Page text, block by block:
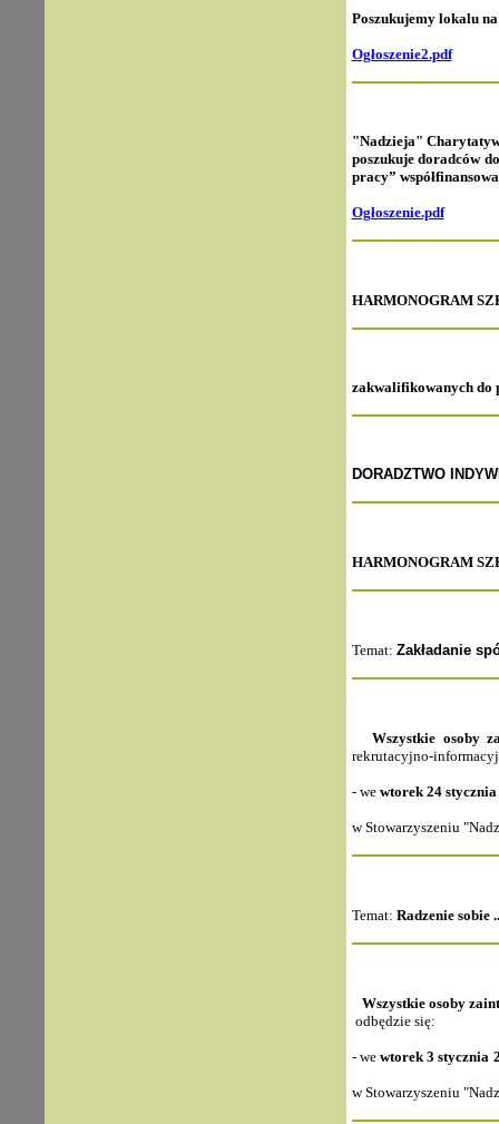
Poszukujemy lokalu
Ogłoszenie2.pdf
"Nadzieja"
poszukuje doradców
pracy”
Ogłoszenie.pdf
HARMONOGRAM
zakwalifikowanych do
DORADZTWO
HARMONOGRAM
Temat: Zakładanie
Wszystkie osoby
rekrutacyjno-
- we wtorek24 stycznia
w Stowarzyszeniu
Temat: Radzenie sobie
Wszystkie osoby
odbędzie się:
- we wtorek3 stycznia
w Stowarzyszeniu